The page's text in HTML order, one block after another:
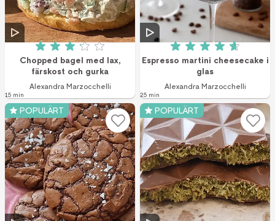
Betyg: 3.1 av 5 (317 röster)
Chopped bagel med lax,
färskost och gurka
Alexandra Marzocchelli
15 min
Betyg: 4.7 av 5
Espresso martini cheesecake i
glas
Alexandra Marzocchelli
25 min
POPULÄRT POPULÄRT